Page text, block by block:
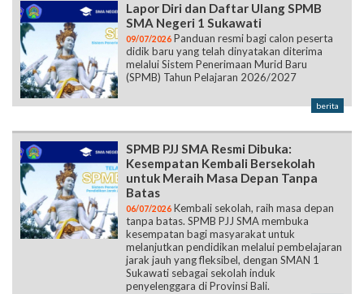
Lapor Diri dan Daftar Ulang SPMB
SMA Negeri 1 Sukawati
09/07/2026 Panduan resmi bagi calon peserta
didik baru yang telah dinyatakan diterima
melalui Sistem Penerimaan Murid Baru
(SPMB) Tahun Pelajaran 2026/2027
berita
SPMB PJJ SMA Resmi Dibuka:
Kesempatan Kembali Bersekolah
untuk Meraih Masa Depan Tanpa
Batas
06/07/2026 Kembali sekolah, raih masa depan
tanpa batas. SPMB PJJ SMA membuka
kesempatan bagi masyarakat untuk
melanjutkan pendidikan melalui pembelajaran
jarak jauh yang fleksibel, dengan SMAN 1
Sukawati sebagai sekolah induk
penyelenggara di Provinsi Bali.